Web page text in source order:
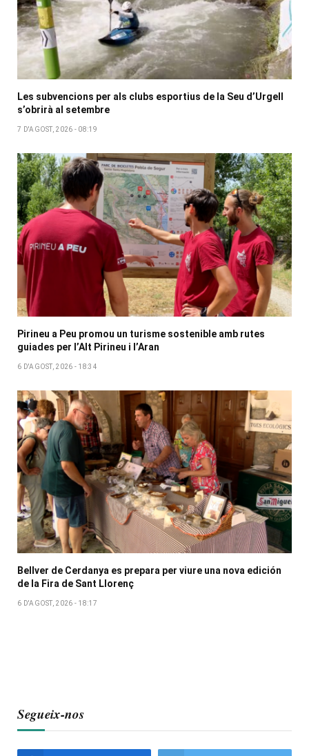
Les subvencions per als clubs esportius de la Seu d’Urgell
s’obrirà al setembre
7 D'AGOST, 2026 - 08:19
Pirineu a Peu promou un turisme sostenible amb rutes
guiades per l’Alt Pirineu i l’Aran
6 D'AGOST, 2026 - 18:34
Bellver de Cerdanya es prepara per viure una nova edición
de la Fira de Sant Llorenç
6 D'AGOST, 2026 - 18:17
Segueix-nos